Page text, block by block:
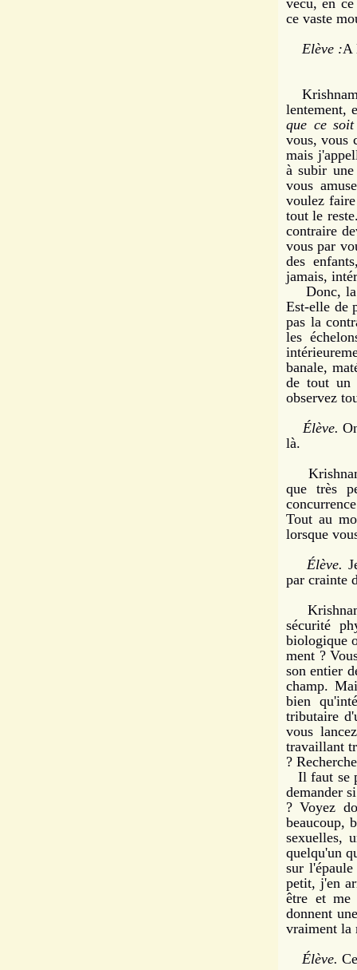
vécu, en
ce vaste
Elève :A
lentement,
que ce
vous, vous
mais
à subir
vous
voulez
tout le
contraire
vous par
des
jamais,
Donc, la
Est-elle de
pas la
les
banale,
de tout un
observez
Élève.
là.
que très
Tout au
lorsque
Élève.
par crainte
sécurité
biologique
ment ?
son entier
champ.
bien
tributaire
vous
travaillant
?
Il faut se
demander
? Voyez
beaucoup,
sexuelles,
quelqu'un
sur
petit, j'en
être et me
donnent
vraiment la
Élève.